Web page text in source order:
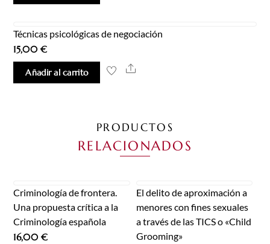
Técnicas psicológicas de negociación
15,00€
Añadir al carrito Share
PRODUCTOS
RELACIONADOS
Criminología de frontera.
Una propuesta crítica a la
Criminología española
16,00€
El delito de aproximación a
menores con fines sexuales
a través de las TICS o «Child
Grooming»